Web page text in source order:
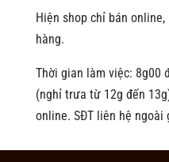
Hiện shop chỉ bán
hàng.
Thời gian làm việc: 8g00
(nghỉ trưa từ 12g đến
online. SĐT liên hệ ngoài